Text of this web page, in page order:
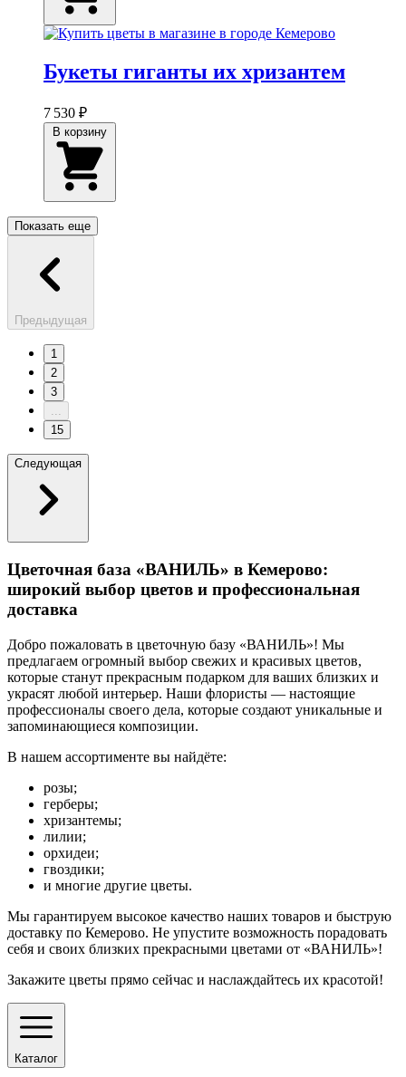
Букеты гиганты их хризантем
7 530 ₽
Показать еще
Предыдущая
1
2
3
...
15
Следующая
Цветочная база «ВАНИЛЬ» в Кемерово:
широкий выбор цветов и профессиональная
доставка
Добро пожаловать в цветочную базу «ВАНИЛЬ»! Мы
предлагаем огромный выбор свежих и красивых цветов,
которые станут прекрасным подарком для ваших близких и
украсят любой интерьер. Наши флористы — настоящие
профессионалы своего дела, которые создают уникальные и
запоминающиеся композиции.
В нашем ассортименте вы найдёте:
розы;
герберы;
хризантемы;
лилии;
орхидеи;
гвоздики;
и многие другие цветы.
Мы гарантируем высокое качество наших товаров и быструю
доставку по Кемерово. Не упустите возможность порадовать
себя и своих близких прекрасными цветами от «ВАНИЛЬ»!
Закажите цветы прямо сейчас и наслаждайтесь их красотой!
Каталог